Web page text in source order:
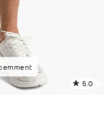
5.0